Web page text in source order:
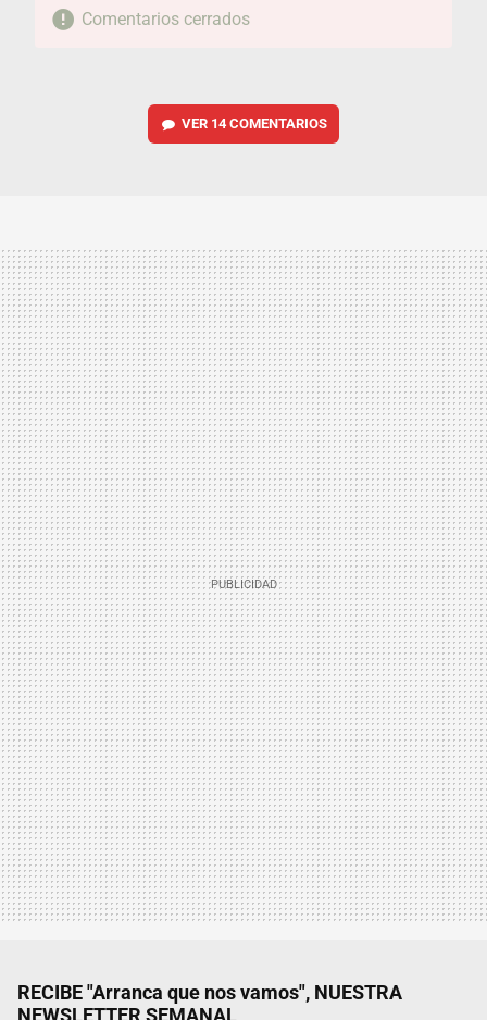
Comentarios cerrados
VER 14 COMENTARIOS
RECIBE "Arranca que nos vamos", NUESTRA
NEWSLETTER SEMANAL